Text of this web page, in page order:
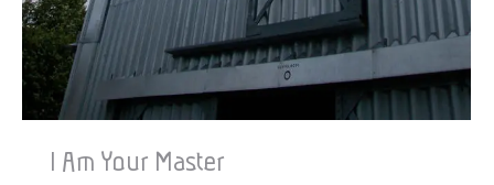
I Am Your Master